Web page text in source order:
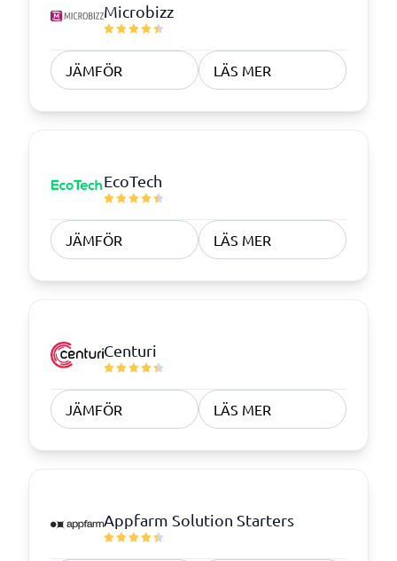
Microbizz
JÄMFÖR LÄS MER
EcoTech
JÄMFÖR LÄS MER
Centuri
JÄMFÖR LÄS MER
Appfarm Solution Starters